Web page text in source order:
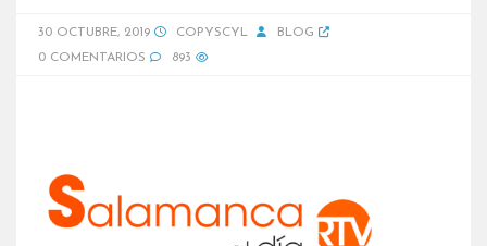
30 OCTUBRE, 2019 COPYSCYL
BLOG
0 COMENTARIOS
893